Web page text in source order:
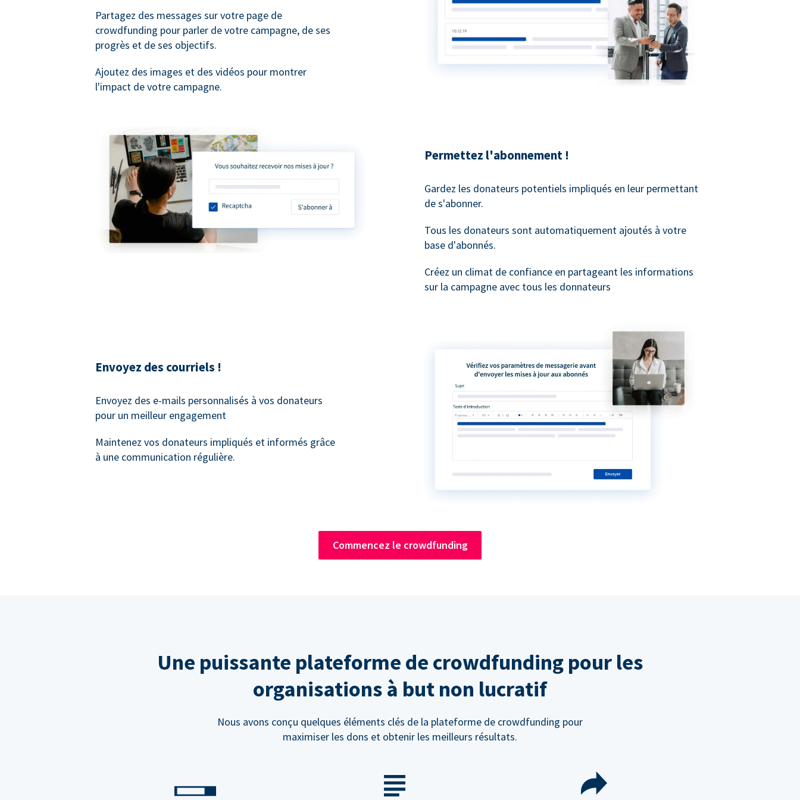
Partagez des messages sur votre page de
crowdfunding pour parler de votre campagne, de ses
progrès et de ses objectifs.
Ajoutez des images et des vidéos pour montrer
l'impact de votre campagne.
Permettez l'abonnement !
Gardez les donateurs potentiels impliqués en leur permettant
de s'abonner.
Tous les donateurs sont automatiquement ajoutés à votre
base d'abonnés.
Créez un climat de confiance en partageant les informations
sur la campagne avec tous les donnateurs
Envoyez des courriels !
Envoyez des e-mails personnalisés à vos donateurs
pour un meilleur engagement
Maintenez vos donateurs impliqués et informés grâce
à une communication régulière.
Commencez le crowdfunding
Une puissante plateforme de crowdfunding pour les
organisations à but non lucratif
Nous avons conçu quelques éléments clés de la plateforme de crowdfunding pour
maximiser les dons et obtenir les meilleurs résultats.